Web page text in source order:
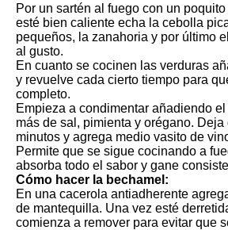
Por un sartén al fuego con un
esté bien caliente echa la cebolla
pequeños, la zanahoria y por último
al gusto.
En cuanto se cocinen las verduras
y revuelve cada cierto tiempo para
completo.
Empieza a condimentar añadiendo
más de sal, pimienta y orégano.
minutos y agrega medio vasito de
Permite que se sigue cocinando a
absorba todo el sabor y gane
Cómo hacer la bechamel:
En una cacerola antiadherente
de mantequilla. Una vez esté
comienza a remover para evitar que